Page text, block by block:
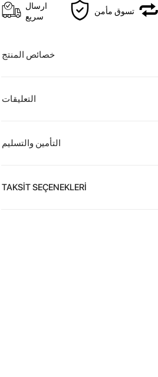
ارسال
سريع
تسوق مأمن
خصائص المنتج
التعليقات
التأمين والتسليم
TAKSİT SEÇENEKLERİ